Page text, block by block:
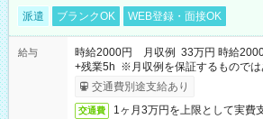
派遣 ブランクOK WEB登録・面接OK
給与
時給2000円 月収例 33万円 時給
+残業5h ※月収例を保証するもので
取りサービス利用可（利用条件有）
交通費別途支給あり
交通費 1ヶ月3万円を上限として実費